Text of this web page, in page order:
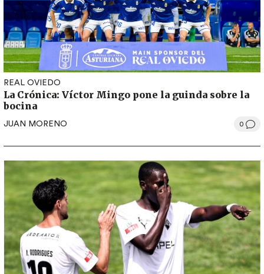
REAL OVIEDO
La Crónica: Víctor Mingo pone la guinda sobre la
bocina
JUAN MORENO 0